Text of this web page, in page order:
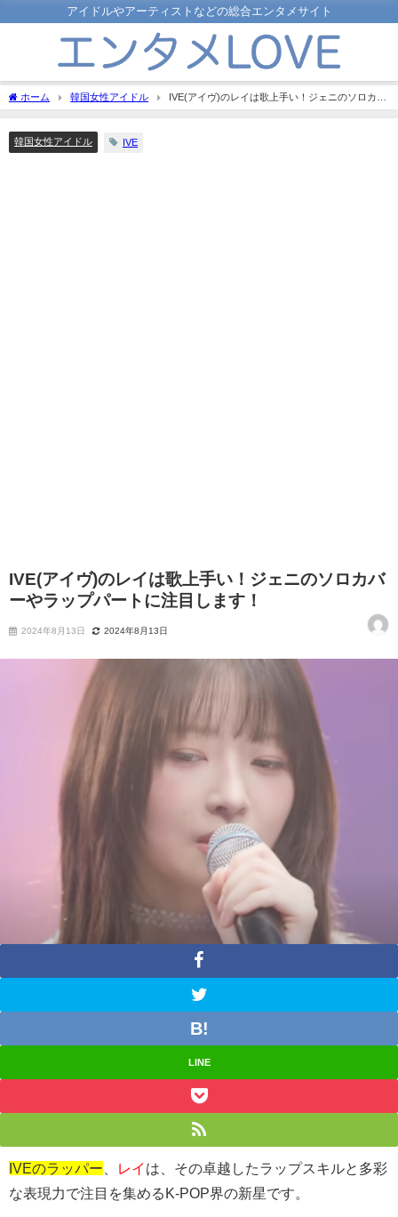
アイドルやアーティストなどの総合エンタメサイト
ホーム 韓国女性アイドル
IVE(アイヴ)のレイは歌上手い！ジェニのソロカバ
ーやラップパートに注目します！
韓国女性アイドル IVE
IVE(アイヴ)のレイは歌上手い！ジェニのソロカバ
ーやラップパートに注目します！
2024年8月13日 2024年8月13日
LINE
IVEのラッパー レイ は、その卓越したラップスキルと多彩
な表現力で注目を集めるK-POP界の新星です。